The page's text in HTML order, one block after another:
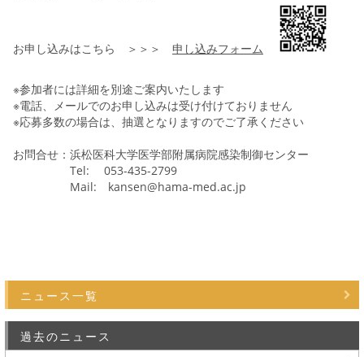
お申し込みはこちら ＞＞＞ 申し込みフォーム
※参加者には詳細を別途ご案内いたします
※電話、メールでのお申し込みは受け付けておりません
※応募多数の場合は、抽選となりますのでご了承ください
お問合せ：浜松医科大学医学部附属病院感染制御センター
Tel: 053-435-2799
Mail: kansen@hama-med.ac.jp
ニュース一覧
過去のニュース